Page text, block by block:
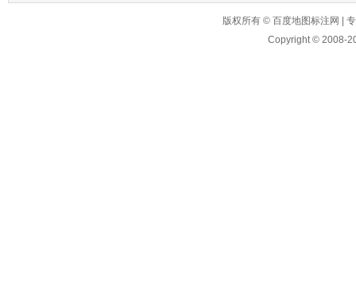
版权所有 © 百度地图标注网 |
Copyright © 2008-